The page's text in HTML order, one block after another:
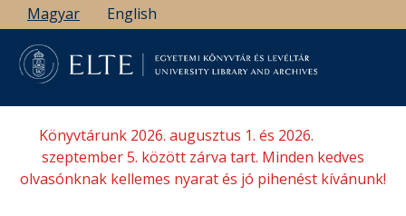
Ugrás
a
tartalomra
Magyar English
Könyvtárunk 2026. augusztus 1. és 2026.
szeptember 5. között zárva tart. Minden kedves
olvasónknak kellemes nyarat és jó pihenést kívánunk!